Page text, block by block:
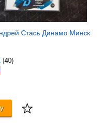
Стась Динамо Минск
(40)